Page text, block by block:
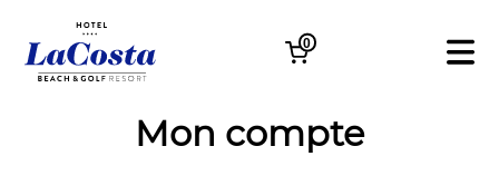
0
Mon compte